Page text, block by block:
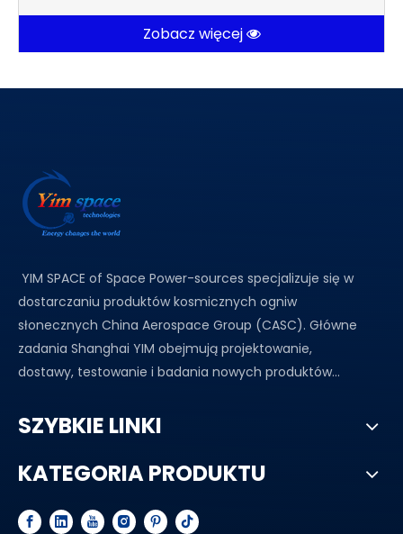
Zobacz więcej
YIM SPACE of Space Power-sources specjalizuje się w
dostarczaniu produktów kosmicznych ogniw
słonecznych China Aerospace Group (CASC). Główne
zadania Shanghai YIM obejmują projektowanie,
dostawy, testowanie i badania nowych produktów...
SZYBKIE LINKI
KATEGORIA PRODUKTU